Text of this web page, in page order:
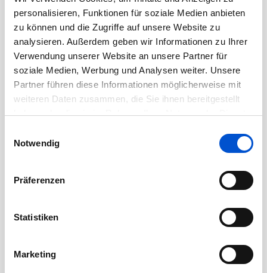
personalisieren, Funktionen für soziale Medien anbieten
zu können und die Zugriffe auf unsere Website zu
analysieren. Außerdem geben wir Informationen zu Ihrer
Verwendung unserer Website an unsere Partner für
soziale Medien, Werbung und Analysen weiter. Unsere
Partner führen diese Informationen möglicherweise mit
weiteren Daten zusammen, die Sie ihnen bereitgestellt
haben oder die sie im Rahmen Ihrer Nutzung der Dienste
Notwendig
Präferenzen
Statistiken
Marketing
September 2020
August 2020
Juli 2020
Juni 2020
Mai 2020
Februar 2020
Dezember 2019
Oktober 2019
August 2019